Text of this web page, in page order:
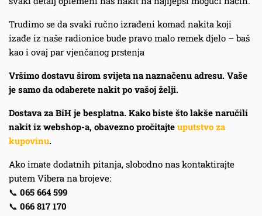
Trudimo se da svaki ručno izrađeni komad nakita koji
izađe iz naše radionice bude pravo malo remek djelo – baš
kao i ovaj par vjenčanog prstenja
Vršimo dostavu širom svijeta na naznačenu adresu. Vaše
je samo da odaberete nakit po vašoj želji.
Dostava za BiH je besplatna. Kako biste što lakše naručili
nakit iz webshop-a, obavezno pročitajte uputstvo za
kupovinu.
Ako imate dodatnih pitanja, slobodno nas kontaktirajte
putem Vibera na brojeve:
📞 065 664 599
📞 066 817 170